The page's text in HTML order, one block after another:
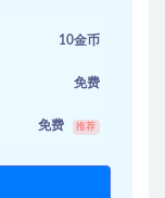
10金币
免费
免费 推荐